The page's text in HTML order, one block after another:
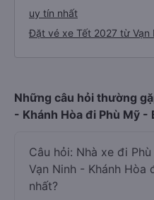
uy tín nhất
Đặt vé xe Tết 2027 từ Vạn
Những câu hỏi thường
- Khánh Hòa đi Phù Mỹ -
Câu hỏi: Nhà xe đi
Vạn Ninh - Khánh Hòa
nhất?